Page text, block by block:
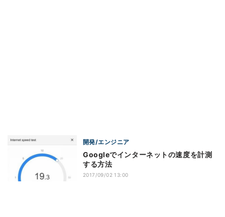
開発/エンジニア
Googleでインターネットの速度を計測
する方法
2017/09/02 13:00